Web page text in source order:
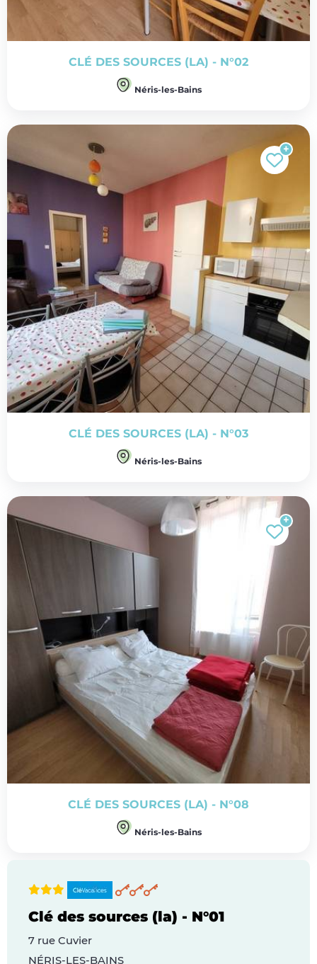
CLÉ DES SOURCES (LA) - N°02
Néris-les-Bains
CLÉ DES SOURCES (LA) - N°03
Néris-les-Bains
CLÉ DES SOURCES (LA) - N°08
Néris-les-Bains
Clé des sources (la) - N°01
7 rue Cuvier
NÉRIS-LES-BAINS